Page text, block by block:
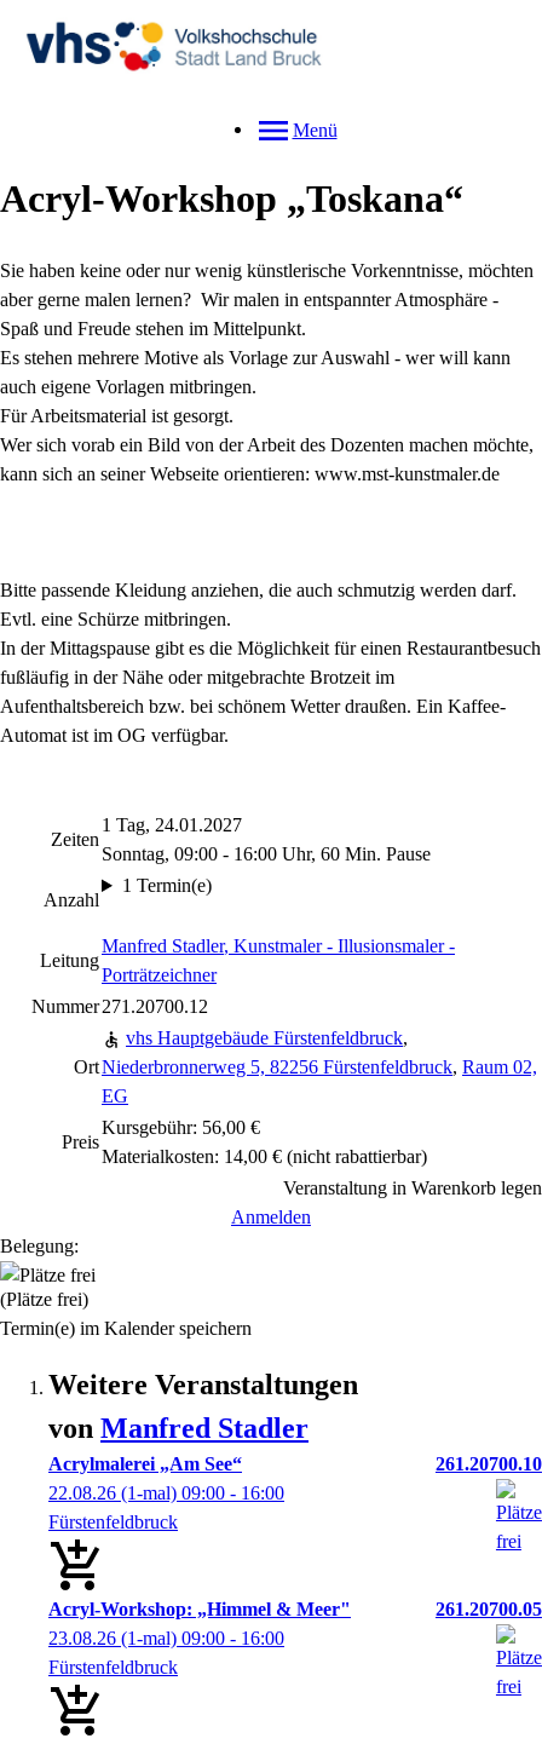
Menü
Acryl-Workshop „Toskana“
Sie haben keine oder nur wenig künstlerische Vorkenntnisse, möchten
aber gerne malen lernen? Wir malen in entspannter Atmosphäre -
Spaß und Freude stehen im Mittelpunkt.
Es stehen mehrere Motive als Vorlage zur Auswahl - wer will kann
auch eigene Vorlagen mitbringen.
Für Arbeitsmaterial ist gesorgt.
Wer sich vorab ein Bild von der Arbeit des Dozenten machen möchte,
kann sich an seiner Webseite orientieren: www.mst-kunstmaler.de
Bitte passende Kleidung anziehen, die auch schmutzig werden darf.
Evtl. eine Schürze mitbringen.
In der Mittagspause gibt es die Möglichkeit für einen Restaurantbesuch
fußläufig in der Nähe oder mitgebrachte Brotzeit im
Aufenthaltsbereich bzw. bei schönem Wetter draußen. Ein Kaffee-
Automat ist im OG verfügbar.
Zeiten
1 Tag, 24.01.2027
Sonntag, 09:00 - 16:00 Uhr, 60 Min. Pause
Anzahl
1 Termin(e)
Leitung
Manfred Stadler, Kunstmaler - Illusionsmaler -
Porträtzeichner
Nummer271.20700.12
Ort
vhs Hauptgebäude Fürstenfeldbruck,
Niederbronnerweg 5, 82256 Fürstenfeldbruck, Raum 02,
EG
Preis
Kursgebühr: 56,00 €
Materialkosten: 14,00 € (nicht rabattierbar)
Veranstaltung in Warenkorb legen
Anmelden
Belegung:
(Plätze frei)
Termin(e) im Kalender speichern
Weitere Veranstaltungen
von Manfred Stadler
Acrylmalerei „Am See“
261.20700.10
22.08.26 (1-mal) 09:00 - 16:00
Fürstenfeldbruck
Acryl-Workshop: „Himmel & Meer"
261.20700.05
23.08.26 (1-mal) 09:00 - 16:00
Fürstenfeldbruck